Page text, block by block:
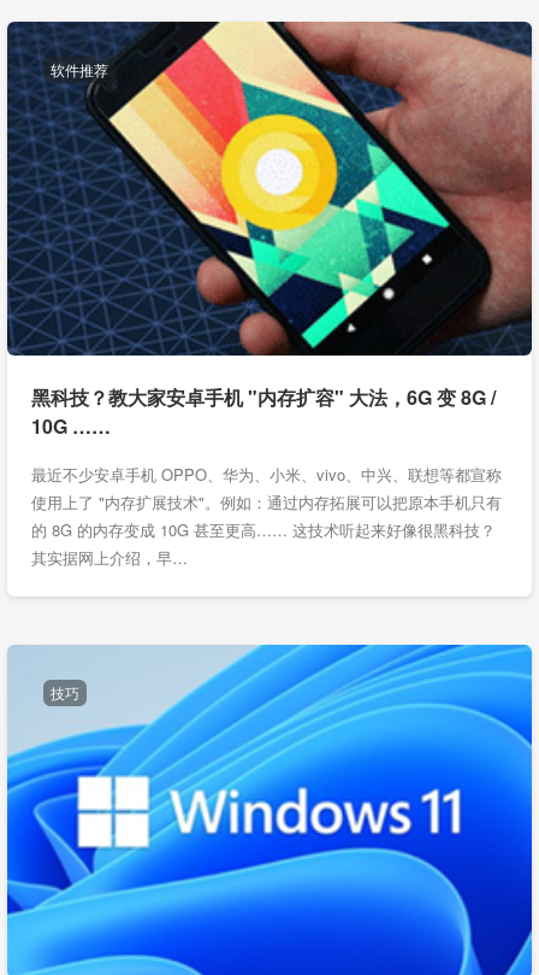
软件推荐
黑科技？教大家安卓手机 "内存扩容" 大法，6G 变 8G /
10G ……
最近不少安卓手机 OPPO、华为、小米、vivo、中兴、联想等都宣称
使用上了 "内存扩展技术"。例如：通过内存拓展可以把原本手机只有
的 8G 的内存变成 10G 甚至更高…… 这技术听起来好像很黑科技？
其实据网上介绍，早…
技巧